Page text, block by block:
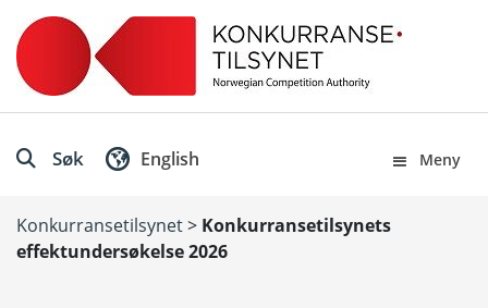
Søk Meny
English
Konkurransetilsynet> Konkurransetilsynets
effektundersøkelse 2026